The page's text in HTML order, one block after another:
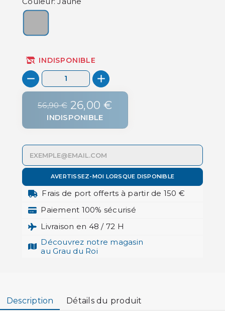
Jaune
INDISPONIBLE
56,90 € 26,00 €
INDISPONIBLE
AVERTISSEZ-MOI LORSQUE DISPONIBLE
Frais de port offerts à partir de 150 €
Paiement 100% sécurisé
Livraison en 48 / 72 H
Découvrez notre magasin
au Grau du Roi
Description Détails du produit